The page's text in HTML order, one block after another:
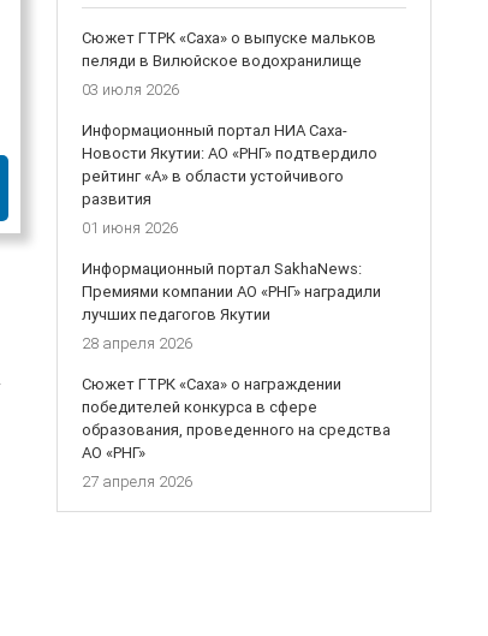
Сюжет ГТРК «Саха» о выпуске мальков
пеляди в Вилюйское водохранилище
03 июля 2026
Информационный портал НИА Саха-
Новости Якутии: АО «РНГ» подтвердило
рейтинг «А» в области устойчивого
развития
01 июня 2026
Информационный портал SakhaNews:
Премиями компании АО «РНГ» наградили
лучших педагогов Якутии
28 апреля 2026
Сюжет ГТРК «Саха» о награждении
победителей конкурса в сфере
образования, проведенного на средства
АО «РНГ»
27 апреля 2026